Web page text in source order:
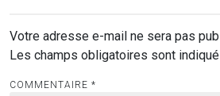
Votre adresse e-mail ne sera pas
Les champs obligatoires sont
COMMENTAIRE *